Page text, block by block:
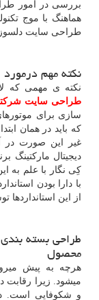
بررسی در امور
هماهنگ با موج
طراحی سایت
نکته مهم درمورد
نکته ی مهمی که
طراحی سایت
سازی برای
که باید در همان
غیر این صورت در
دیجیتال مارکتینگ
کِی نگار با علم به
با دارا بودن
از این
طراحی بسته
محصول
هرچه به پیش
میشود. زیرا
و شکوفایی است.